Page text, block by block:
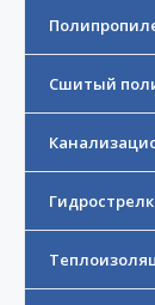
Сшитый